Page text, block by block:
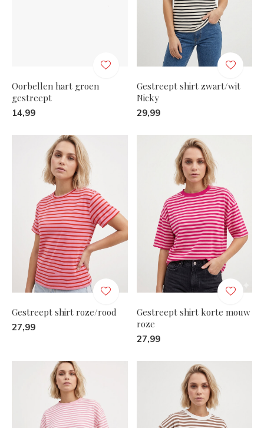
Oorbellen hart groen
gestreept
14,99
Gestreept shirt zwart/wit
Nicky
29,99
Gestreept shirt roze/rood
27,99
Gestreept shirt korte mouw
roze
27,99